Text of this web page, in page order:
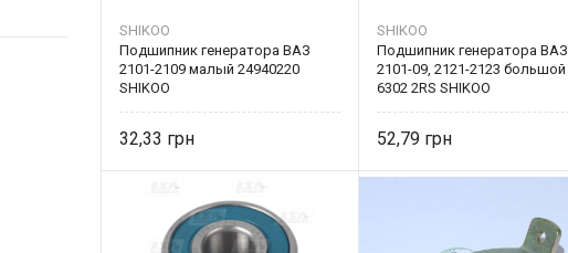
SHIKOO
Подшипник генератора ВАЗ
2101-2109 малый 24940220
SHIKOO
32,33
SHIKOO
Подшипник генератора ВАЗ
2101-09, 2121-2123 большой
6302 2RS SHIKOO
52,79